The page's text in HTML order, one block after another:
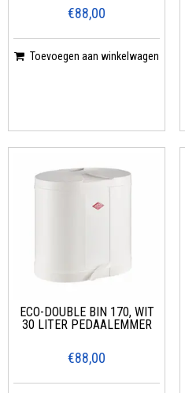
€88,00
Toevoegen aan winkelwagen
ECO-DOUBLE BIN 170, WIT
30 LITER PEDAALEMMER
€88,00